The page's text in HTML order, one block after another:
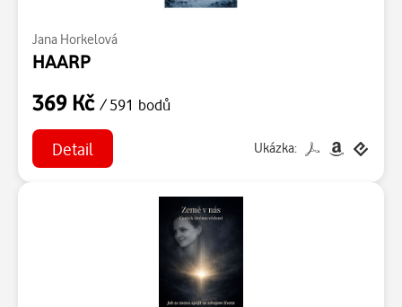
Jana Horkelová
HAARP
369 Kč / 591 bodů
Detail Ukázka: